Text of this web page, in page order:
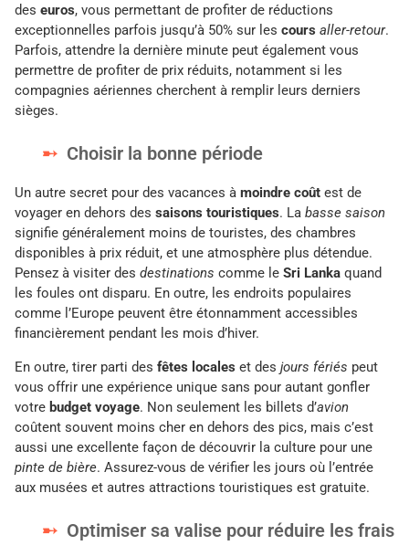
des euros, vous permettant de profiter de réductions
exceptionnelles parfois jusqu’à 50% sur les cours aller-retour.
Parfois, attendre la dernière minute peut également vous
permettre de profiter de prix réduits, notamment si les
compagnies aériennes cherchent à remplir leurs derniers
sièges.
Choisir la bonne période
Un autre secret pour des vacances à moindre coût est de
voyager en dehors des saisons touristiques. La basse saison
signifie généralement moins de touristes, des chambres
disponibles à prix réduit, et une atmosphère plus détendue.
Pensez à visiter des destinations comme le Sri Lanka quand
les foules ont disparu. En outre, les endroits populaires
comme l’Europe peuvent être étonnamment accessibles
financièrement pendant les mois d’hiver.
En outre, tirer parti des fêtes locales et des jours fériés peut
vous offrir une expérience unique sans pour autant gonfler
votre budget voyage. Non seulement les billets d’avion
coûtent souvent moins cher en dehors des pics, mais c’est
aussi une excellente façon de découvrir la culture pour une
pinte de bière. Assurez-vous de vérifier les jours où l’entrée
aux musées et autres attractions touristiques est gratuite.
Optimiser sa valise pour réduire les frais